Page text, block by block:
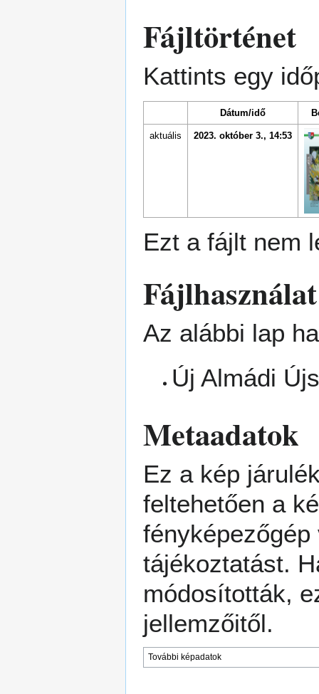
Fájltörténet
Kattints egy
Dátum/idő
aktuális 2023. október 3., 14:53
Ezt a fájlt nem
Fájlhasználat
Az alábbi lap
Új Almádi
Metaadatok
Ez a kép
feltehetően a
tájékoztatást.
módosították,
jellemzőitől.
További képadatok